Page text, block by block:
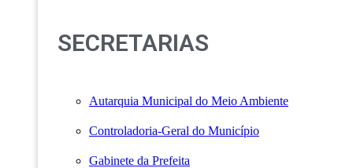
SECRETARIAS
Autarquia Municipal do Meio Ambiente
Controladoria-Geral do Município
Gabinete da Prefeita